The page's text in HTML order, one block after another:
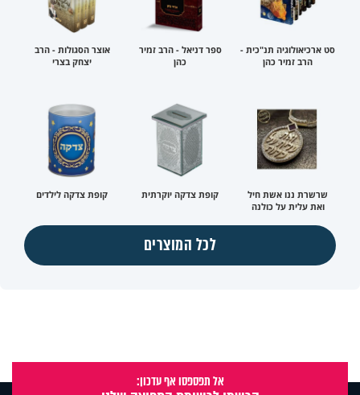
סט ארכיאולוגיה תנ"כית -
הרב זמיר כהן
ספר דניאל - הרב זמיר
כהן
אוצר הסגולות - הרב
יצחק בצרי
שרשרת ננו אשת חיל
ואת עלית על כולנה
קופת צדקה יוקרתית קופת צדקה לילדים
לכל המוצרים
אל תפספסו אף עדכון: